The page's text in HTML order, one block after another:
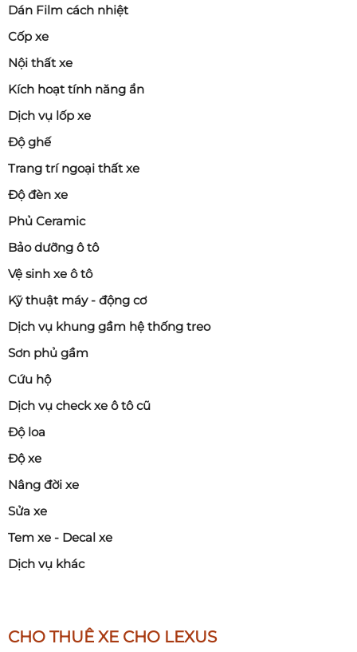
Dán Film cách nhiệt
Cốp xe
Nội thất xe
Kích hoạt tính năng ẩn
Dịch vụ lốp xe
Độ ghế
Trang trí ngoại thất xe
Độ đèn xe
Phủ Ceramic
Bảo dưỡng ô tô
Vệ sinh xe ô tô
Kỹ thuật máy - động cơ
Dịch vụ khung gầm hệ thống treo
Sơn phủ gầm
Cứu hộ
Dịch vụ check xe ô tô cũ
Độ loa
Độ xe
Nâng đời xe
Sửa xe
Tem xe - Decal xe
Dịch vụ khác
CHO THUÊ XE CHO LEXUS